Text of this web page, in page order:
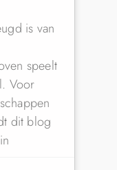
is van
speelt
Voor
dit blog